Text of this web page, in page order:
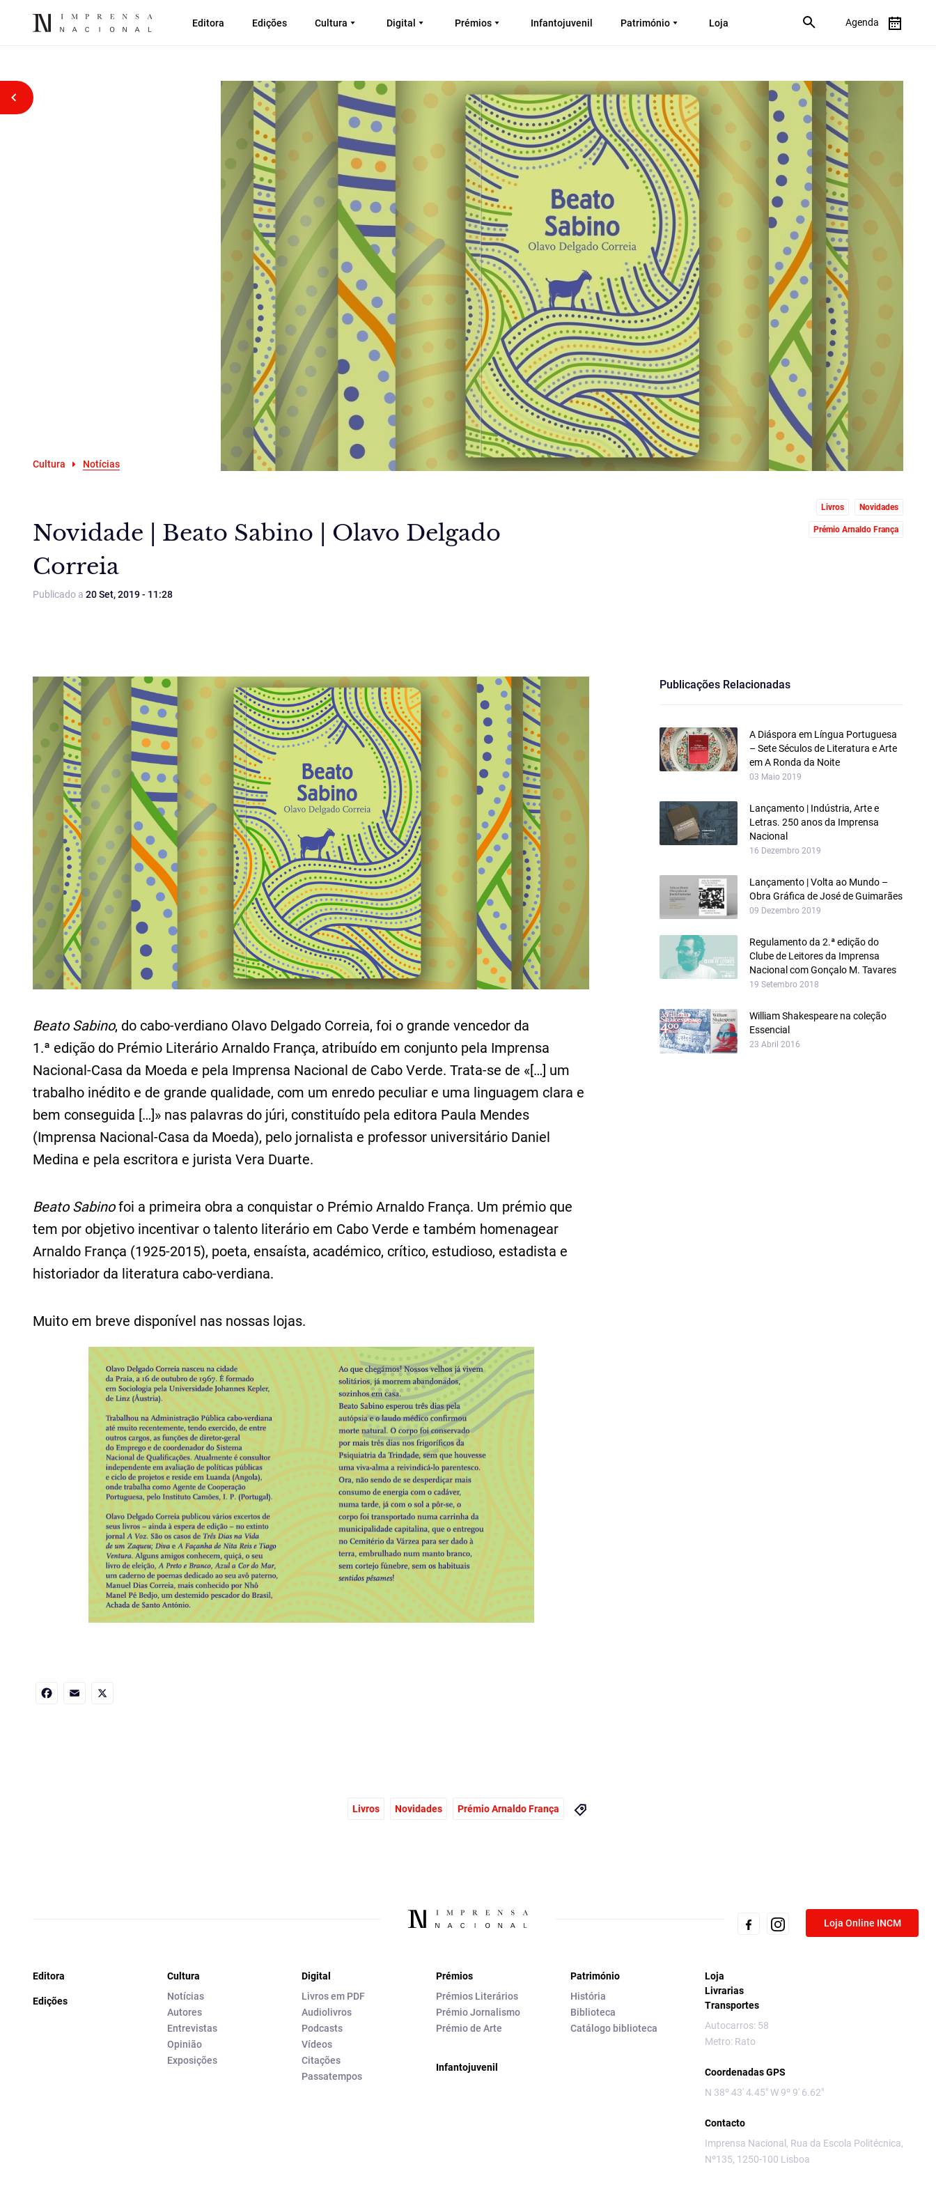
Editora Edições Cultura Digital Prémios Infantojuvenil Património Loja Agenda
Voltar atrás
Cultura Notícias
Novidade | Beato Sabino | Olavo Delgado
Correia
Publicado a 20 Set, 2019 - 11:28
Livros Novidades
Prémio Arnaldo França
Beato Sabino, do cabo-verdiano Olavo Delgado Correia, foi o grande vencedor da
1.ª edição do Prémio Literário Arnaldo França, atribuído em conjunto pela Imprensa
Nacional-Casa da Moeda e pela Imprensa Nacional de Cabo Verde. Trata-se de «[…] um
trabalho inédito e de grande qualidade, com um enredo peculiar e uma linguagem clara e
bem conseguida […]» nas palavras do júri, constituído pela editora Paula Mendes
(Imprensa Nacional-Casa da Moeda), pelo jornalista e professor universitário Daniel
Medina e pela escritora e jurista Vera Duarte.
Beato Sabinofoi a primeira obra a conquistar o Prémio Arnaldo França. Um prémio que
tem por objetivo incentivar o talento literário em Cabo Verde e também homenagear
Arnaldo França (1925-2015), poeta, ensaísta, académico, crítico, estudioso, estadista e
historiador da literatura cabo-verdiana.
Muito em breve disponível nas nossas lojas.
Publicações Relacionadas
A Diáspora em Língua Portuguesa
– Sete Séculos de Literatura e Arte
em A Ronda da Noite
03 Maio 2019
Lançamento | Indústria, Arte e
Letras. 250 anos da Imprensa
Nacional
16 Dezembro 2019
Lançamento | Volta ao Mundo –
Obra Gráfica de José de Guimarães
09 Dezembro 2019
Regulamento da 2.ª edição do
Clube de Leitores da Imprensa
Nacional com Gonçalo M. Tavares
19 Setembro 2018
William Shakespeare na coleção
Essencial
23 Abril 2016
Livros Novidades Prémio Arnaldo França
Loja Online INCM
Editora
Edições
Cultura
Notícias
Autores
Entrevistas
Opinião
Exposições
Digital
Livros em PDF
Audiolivros
Podcasts
Vídeos
Citações
Passatempos
Prémios
Prémios Literários
Prémio Jornalismo
Prémio de Arte
Infantojuvenil
Património
História
Biblioteca
Catálogo biblioteca
Loja
Livrarias
Transportes
Autocarros: 58
Metro: Rato
Coordenadas GPS
N 38º 43' 4.45" W 9º 9' 6.62"
Contacto
Imprensa Nacional, Rua da Escola Politécnica,
Nº135, 1250-100 Lisboa